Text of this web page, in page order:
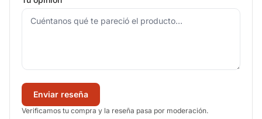
Enviar reseña
Verificamos tu compra y la reseña pasa por moderación.